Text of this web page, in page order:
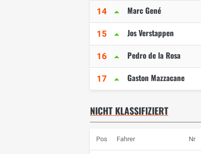
14 Marc Gené
15 Jos Verstappen
16 Pedro de la Rosa
17 Gaston Mazzacane
NICHT KLASSIFIZIERT
Pos Fahrer Nr